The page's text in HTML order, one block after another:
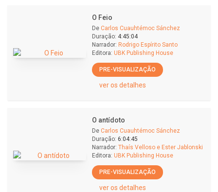
O Feio
De Carlos Cuauhtémoc Sánchez
Duração: 4:45:04
Narrador: Rodrigo Espírito Santo
Editora: UBK Publishing House
PRE-VISUALIZAÇÃO
ver os detalhes
O antídoto
De Carlos Cuauhtémoc Sánchez
Duração: 6:04:45
Narrador: Thaís Velloso e Ester Jablonski
Editora: UBK Publishing House
PRE-VISUALIZAÇÃO
ver os detalhes